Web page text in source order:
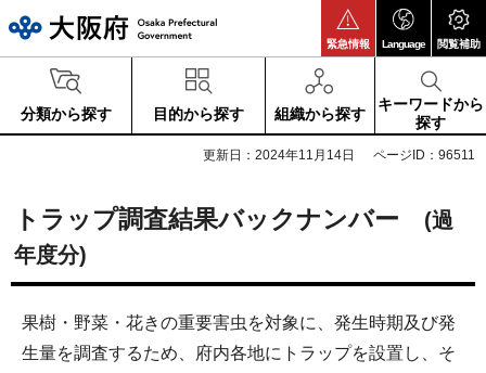
緊急情報 Language 閲覧補助
分類から探す 目的から探す 組織から探す
キーワードから
探す
更新日：2024年11月14日 ページID：96511
トラップ調査結果バックナンバー
(過
年度分)
果樹・野菜・花きの重要害虫を対象に、発生時期及び発
生量を調査するため、府内各地にトラップを設置し、そ